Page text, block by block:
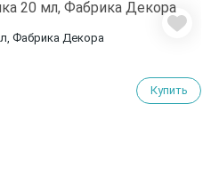
Фабрика Декора
Купить